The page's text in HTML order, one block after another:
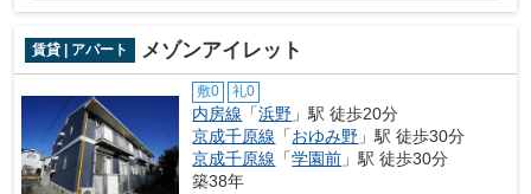
賃貸 | アパート メゾンアイレット
敷0 礼0
内房線 「浜野 」駅 徒歩20分
京成千原線 「おゆみ野 」駅 徒歩30分
京成千原線 「学園前 」駅 徒歩30分
築38年